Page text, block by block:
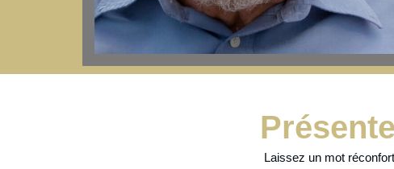
Laissez un mot